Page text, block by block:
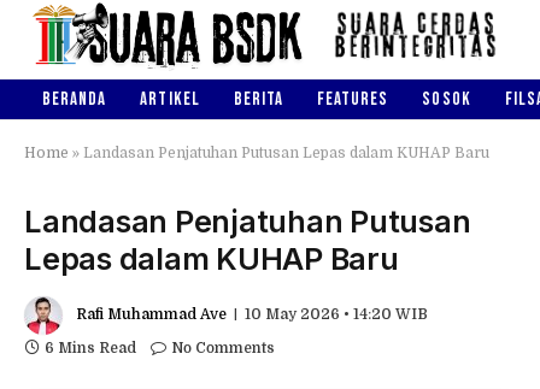
BERANDA ARTIKEL BERITA FEATURES SOSOK
Home » Landasan Penjatuhan Putusan Lepas dalam KUHAP Baru
Landasan Penjatuhan Putusan
Lepas dalam KUHAP Baru
Rafi Muhammad Ave
10 May 2026 • 14:20 WIB
6 Mins Read
No Comments